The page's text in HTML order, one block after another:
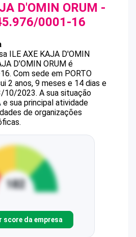
D'OMIN ORUM -
0001-16
ILE AXE KAJA D'OMIN
D'OMIN ORUM é
. Com sede em PORTO
2 anos, 9 meses e 14 dias e
10/2023. A sua situação
e sua principal atividade
de organizações
score da empresa